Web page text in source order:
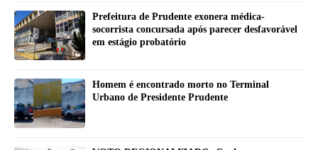
Prefeitura de Prudente exonera médica-
socorrista concursada após parecer desfavorável
em estágio probatório
Homem é encontrado morto no Terminal
Urbano de Presidente Prudente